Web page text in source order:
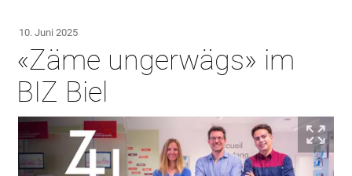
10. Juni 2025
«Zäme ungerwägs» im
BIZ Biel